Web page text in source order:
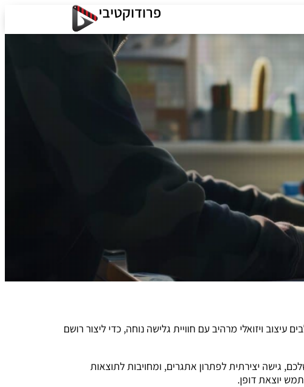
פרודוקטיבי
ויזואלי מרהיב עם חוויית גלישה נוחה, כדי ליצור רושם
גישה יצירתית לפתרון אתגרים, ומחויבות לתוצאות
יוצאת דופן.